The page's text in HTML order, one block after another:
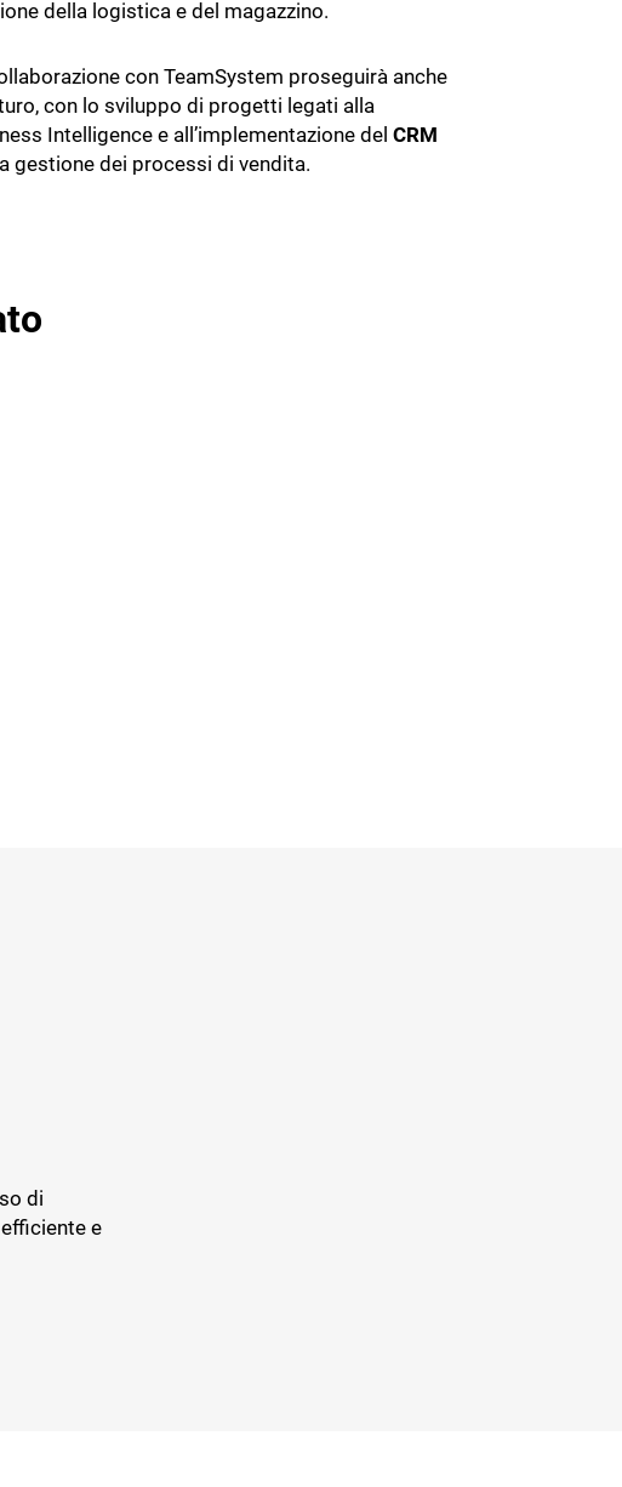
della logistica e del magazzino.
con TeamSystem proseguirà anche
con lo sviluppo di progetti legati alla
Intelligence e all’implementazione del CRM
gestione dei processi di vendita.
di
e